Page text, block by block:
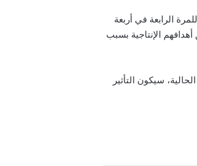
الرابعة في أربعة
الإنتاجية بسبب
سيكون التأثير